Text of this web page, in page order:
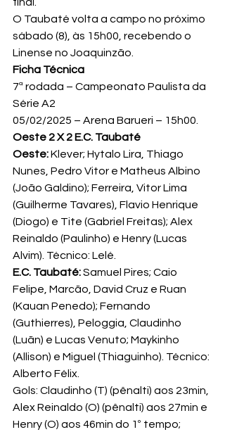
O Taubaté volta a campo no próximo
sábado (8), às 15h00, recebendo o
Linense no Joaquinzão.
Ficha Técnica
7ª rodada – Campeonato Paulista da
Série A2
05/02/2025 – Arena Barueri – 15h00.
Oeste 2 X 2 E.C. Taubaté
Oeste: Klever; Hytalo Lira, Thiago
Nunes, Pedro Vitor e Matheus Albino
(João Galdino); Ferreira, Vitor Lima
(Guilherme Tavares), Flavio Henrique
(Diogo) e Tite (Gabriel Freitas); Alex
Reinaldo (Paulinho) e Henry (Lucas
Alvim). Técnico: Lelé.
E.C. Taubaté: Samuel Pires; Caio
Felipe, Marcão, David Cruz e Ruan
(Kauan Penedo); Fernando
(Guthierres), Peloggia, Claudinho
(Luãn) e Lucas Venuto; Maykinho
(Allison) e Miguel (Thiaguinho). Técnico:
Alberto Félix.
Gols: Claudinho (T) (pênalti) aos 23min,
Alex Reinaldo (O) (pênalti) aos 27min e
Henry (O) aos 46min do 1º tempo;